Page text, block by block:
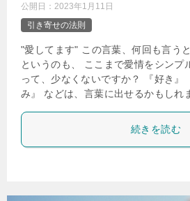
公開日： 2023年1月11日
引き寄せの法則
"愛してます" この言葉、何回も言う
というのも、 ここまで愛情をシンプ
って、少なくないですか？ 『好き』
み』 などは、言葉に出せるかもし
続きを読む